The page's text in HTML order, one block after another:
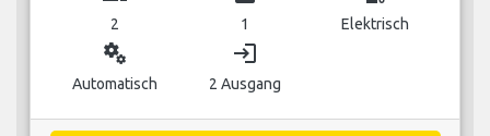
2 1 Elektrisch
miscellaneous_services
Automatisch
login
2 Ausgang